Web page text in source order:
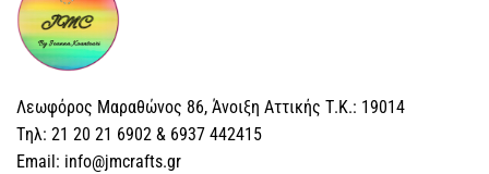
Λεωφόρος Μαραθώνος 86, Άνοιξη Αττικής Τ.Κ.: 19014
Tηλ: 21 20 21 6902 & 6937 442415
Email: info@jmcrafts.gr